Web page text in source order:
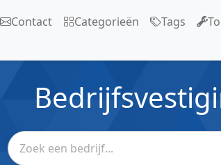
Contact Categorieën Tags